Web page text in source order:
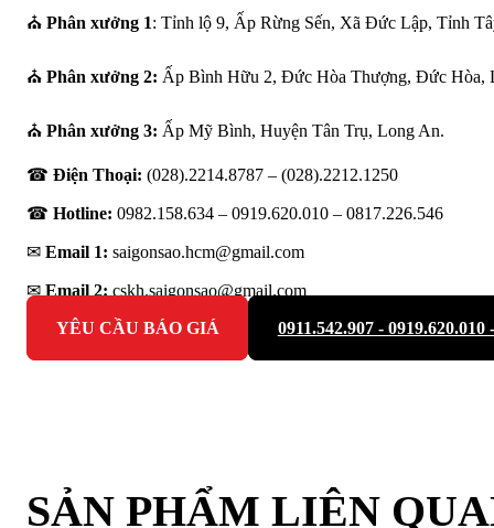
⛪ Phân xưởng 1: Tỉnh lộ 9, Ấp Rừng Sến, Xã Đức Lập, Tỉnh
⛪ Phân xưởng 2: Ấp Bình Hữu 2, Đức Hòa Thượng, Đức Hòa,
⛪ Phân xưởng 3: Ấp Mỹ Bình, Huyện Tân Trụ, Long An.
☎ Điện Thoại: (028).2214.8787 – (028).2212.1250
☎ Hotline: 0982.158.634 – 0919.620.010 – 0817.226.546
✉ Email 1: saigonsao.hcm@gmail.com
✉ Email 2: cskh.saigonsao@gmail.com
YÊU CẦU BÁO GIÁ
0911.542.907 - 0919.620.010
SẢN PHẨM LIÊN